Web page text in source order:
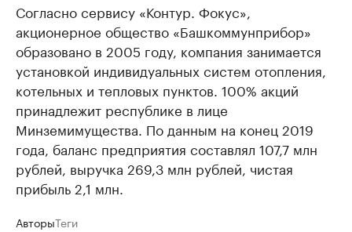
Согласно сервису «Контур. Фокус»,
акционерное общество «Башкоммунприбор»
образовано в 2005 году, компания занимается
установкой индивидуальных систем отопления,
котельных и тепловых пунктов. 100% акций
принадлежит республике в лице
Минземимущества. По данным на конец 2019
года, баланс предприятия составлял 107,7 млн
рублей, выручка 269,3 млн рублей, чистая
прибыль 2,1 млн.
АвторыТеги